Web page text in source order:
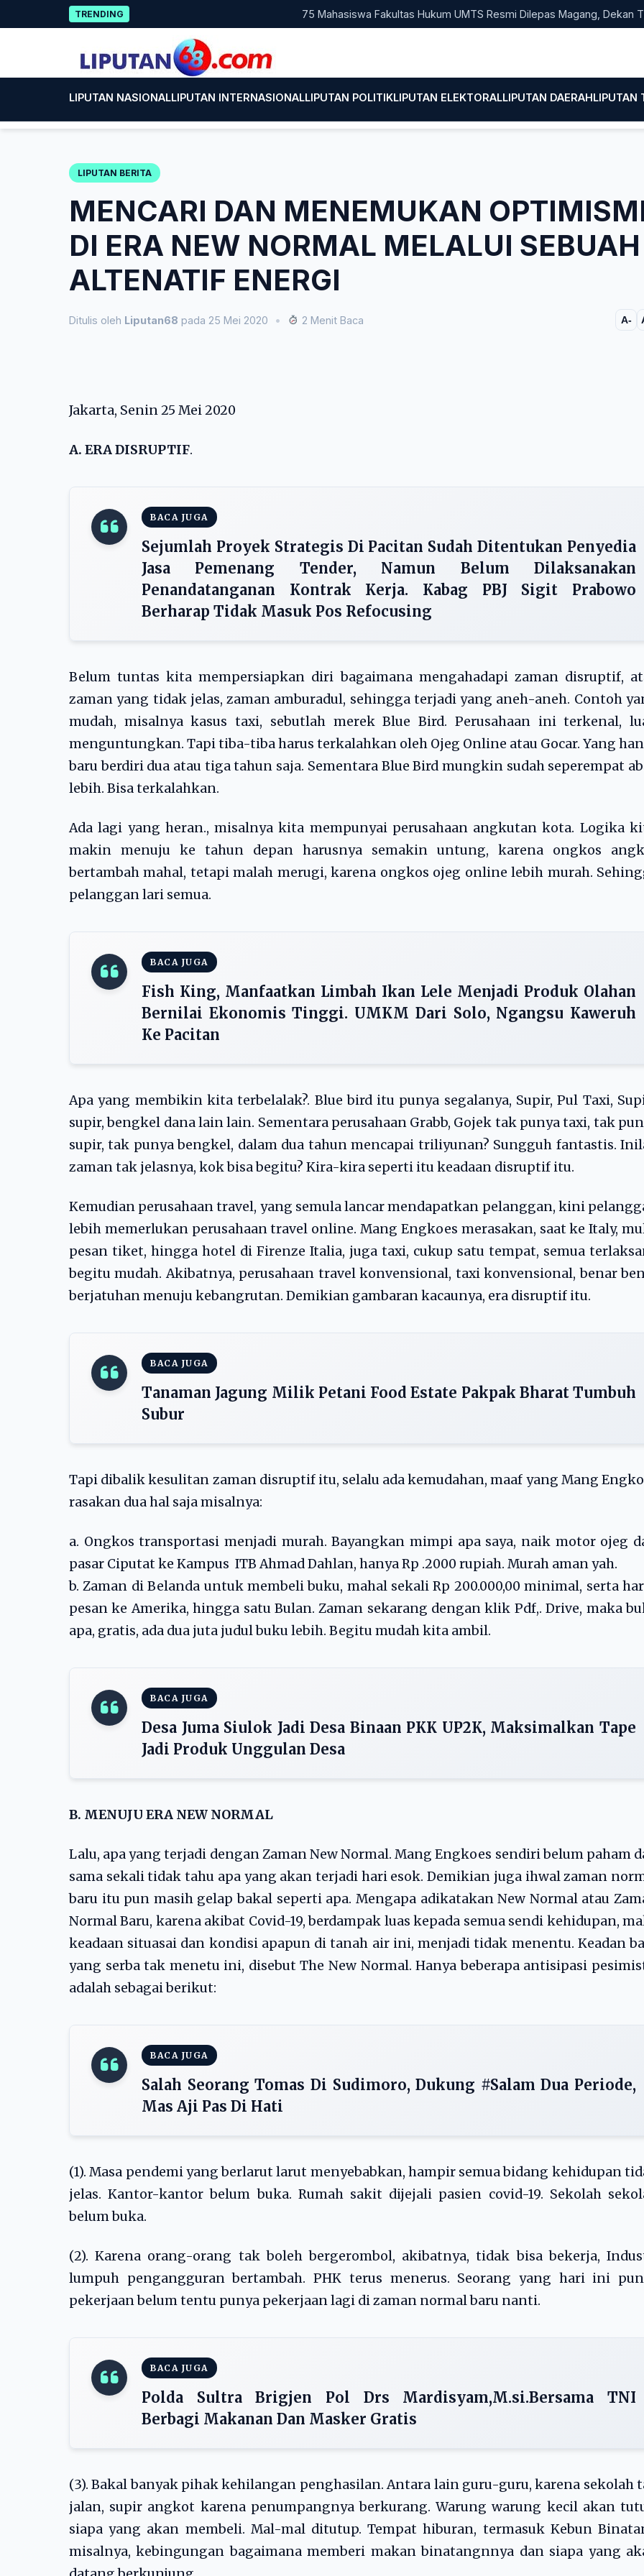
to
TRENDING 75 Mahasiswa Fakultas Hukum UMTS Resmi Dilepas Magang, Dekan Titip
LIPUTAN NASIONALLIPUTAN INTERNASIONALLIPUTAN POLITIKLIPUTAN ELEKTORALLIPUTAN DAERAHLIPUTAN
LIPUTAN BERITA
MENCARI DAN MENEMUKAN
DI ERA NEW NORMAL MELALUI SEBUAH
ALTENATIF ENERGI
Ditulis oleh Liputan68 pada 25 Mei 2020 • 2 Menit Baca A-
Jakarta, Senin 25 Mei 2020
A. ERA DISRUPTIF.
BACA JUGA
Sejumlah Proyek Strategis Di Pacitan Sudah Ditentukan Penyedia
Jasa Pemenang Tender, Namun Belum Dilaksanakan
Penandatanganan Kontrak Kerja. Kabag PBJ Sigit Prabowo
Berharap Tidak Masuk Pos Refocusing
Belum tuntas kita mempersiapkan diri bagaimana mengahadapi zaman disruptif,
zaman yang tidak jelas, zaman amburadul, sehingga terjadi yang aneh-aneh. Contoh
mudah, misalnya kasus taxi, sebutlah merek Blue Bird. Perusahaan ini terkenal,
menguntungkan. Tapi tiba-tiba harus terkalahkan oleh Ojeg Online atau Gocar. Yang
baru berdiri dua atau tiga tahun saja. Sementara Blue Bird mungkin sudah seperempat
lebih. Bisa terkalahkan.
Ada lagi yang heran., misalnya kita mempunyai perusahaan angkutan kota. Logika
makin menuju ke tahun depan harusnya semakin untung, karena ongkos
bertambah mahal, tetapi malah merugi, karena ongkos ojeg online lebih murah.
pelanggan lari semua.
BACA JUGA
Fish King, Manfaatkan Limbah Ikan Lele Menjadi Produk Olahan
Bernilai Ekonomis Tinggi. UMKM Dari Solo, Ngangsu Kaweruh
Ke Pacitan
Apa yang membikin kita terbelalak?. Blue bird itu punya segalanya, Supir, Pul Taxi,
supir, bengkel dana lain lain. Sementara perusahaan Grabb, Gojek tak punya taxi, tak
supir, tak punya bengkel, dalam dua tahun mencapai triliyunan? Sungguh fantastis.
zaman tak jelasnya, kok bisa begitu? Kira-kira seperti itu keadaan disruptif itu.
Kemudian perusahaan travel, yang semula lancar mendapatkan pelanggan, kini
lebih memerlukan perusahaan travel online. Mang Engkoes merasakan, saat ke Italy,
pesan tiket, hingga hotel di Firenze Italia, juga taxi, cukup satu tempat, semua
begitu mudah. Akibatnya, perusahaan travel konvensional, taxi konvensional, benar
berjatuhan menuju kebangrutan. Demikian gambaran kacaunya, era disruptif itu.
BACA JUGA
Tanaman Jagung Milik Petani Food Estate Pakpak Bharat Tumbuh
Subur
Tapi dibalik kesulitan zaman disruptif itu, selalu ada kemudahan, maaf yang Mang
rasakan dua hal saja misalnya:
a. Ongkos transportasi menjadi murah. Bayangkan mimpi apa saya, naik motor ojeg
pasar Ciputat ke Kampus ITB Ahmad Dahlan, hanya Rp .2000 rupiah. Murah aman yah.
b. Zaman di Belanda untuk membeli buku, mahal sekali Rp 200.000,00 minimal, serta
pesan ke Amerika, hingga satu Bulan. Zaman sekarang dengan klik Pdf,. Drive, maka
apa, gratis, ada dua juta judul buku lebih. Begitu mudah kita ambil.
BACA JUGA
Desa Juma Siulok Jadi Desa Binaan PKK UP2K, Maksimalkan Tape
Jadi Produk Unggulan Desa
B. MENUJU ERA NEW NORMAL
Lalu, apa yang terjadi dengan Zaman New Normal. Mang Engkoes sendiri belum paham
sama sekali tidak tahu apa yang akan terjadi hari esok. Demikian juga ihwal zaman
baru itu pun masih gelap bakal seperti apa. Mengapa adikatakan New Normal atau
Normal Baru, karena akibat Covid-19, berdampak luas kepada semua sendi kehidupan,
keadaan situasai dan kondisi apapun di tanah air ini, menjadi tidak menentu. Keadan
yang serba tak menetu ini, disebut The New Normal. Hanya beberapa antisipasi
adalah sebagai berikut:
BACA JUGA
Salah Seorang Tomas Di Sudimoro, Dukung #Salam Dua Periode,
Mas Aji Pas Di Hati
(1). Masa pendemi yang berlarut larut menyebabkan, hampir semua bidang kehidupan
jelas. Kantor-kantor belum buka. Rumah sakit dijejali pasien covid-19. Sekolah
belum buka.
(2). Karena orang-orang tak boleh bergerombol, akibatnya, tidak bisa bekerja,
lumpuh pengangguran bertambah. PHK terus menerus. Seorang yang hari ini
pekerjaan belum tentu punya pekerjaan lagi di zaman normal baru nanti.
BACA JUGA
Polda Sultra Brigjen Pol Drs Mardisyam,M.si.Bersama TNI
Berbagi Makanan Dan Masker Gratis
(3). Bakal banyak pihak kehilangan penghasilan. Antara lain guru-guru, karena sekolah
jalan, supir angkot karena penumpangnya berkurang. Warung warung kecil akan
siapa yang akan membeli. Mal-mal ditutup. Tempat hiburan, termasuk Kebun
misalnya, kebingungan bagaimana memberi makan binatangnnya dan siapa yang